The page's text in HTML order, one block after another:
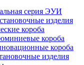
серия ЭУИ
изделия
короба
короба
короба
изделия